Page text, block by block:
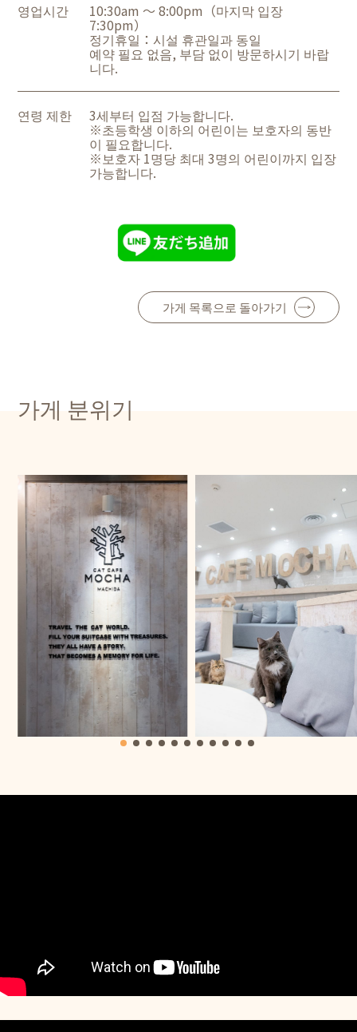
영업시간 10:30am ～ 8:00pm（마지막 입장
7:30pm）
정기휴일：시설 휴관일과 동일
예약 필요 없음, 부담 없이 방문하시기 바랍
니다.
연령 제한 3세부터 입점 가능합니다.
※초등학생 이하의 어린이는 보호자의 동반
이 필요합니다.
※보호자 1명당 최대 3명의 어린이까지 입장
가능합니다.
가게 목록으로 돌아가기
가게 분위기